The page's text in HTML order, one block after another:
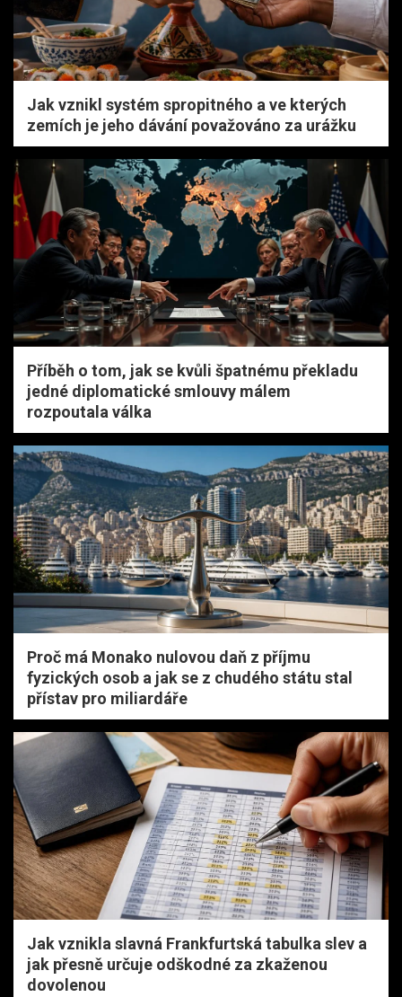
Jak vznikl systém spropitného a ve kterých
zemích je jeho dávání považováno za urážku
Příběh o tom, jak se kvůli špatnému překladu
jedné diplomatické smlouvy málem
rozpoutala válka
Proč má Monako nulovou daň z příjmu
fyzických osob a jak se z chudého státu stal
přístav pro miliardáře
Jak vznikla slavná Frankfurtská tabulka slev a
jak přesně určuje odškodné za zkaženou
dovolenou